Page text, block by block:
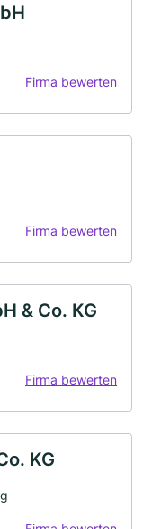
Firma bewerten
Firma bewerten
& Co. KG
Firma bewerten
KG